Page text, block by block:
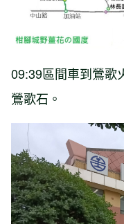
09:39區間車到鶯歌
鶯歌石。